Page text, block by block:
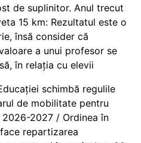
de suplinitor. Anul trecut
15 km: Rezultatul este o
însă consider că
a unui profesor se
în relația cu elevii
schimbă regulile
de mobilitate pentru
2027 / Ordinea în
repartizarea